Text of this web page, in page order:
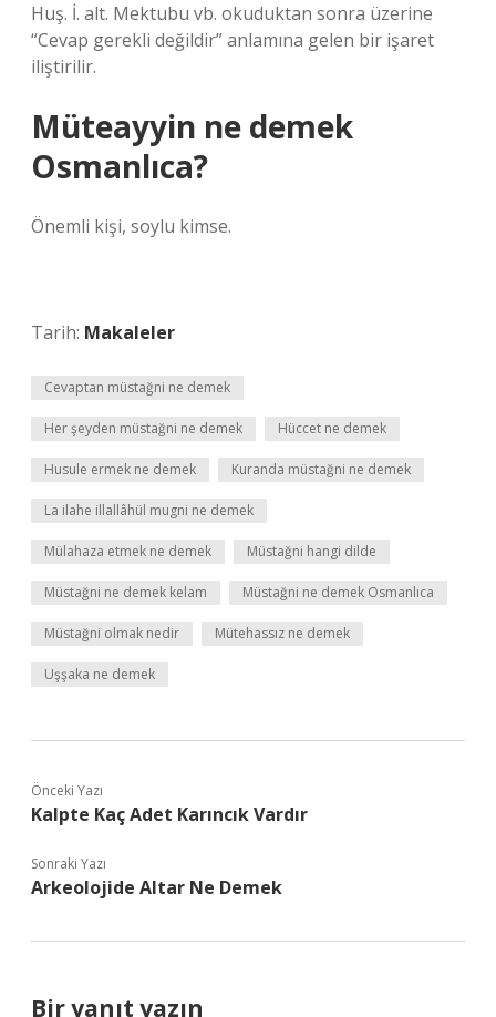
Huş. İ. alt. Mektubu vb. okuduktan sonra üzerine
“Cevap gerekli değildir” anlamına gelen bir işaret
iliştirilir.
Müteayyin ne demek
Osmanlıca?
Önemli kişi, soylu kimse.
Tarih: Makaleler
Cevaptan müstağni ne demek
Her şeyden müstağni ne demek Hüccet ne demek
Husule ermek ne demek Kuranda müstağni ne demek
La ilahe illallâhül mugni ne demek
Mülahaza etmek ne demek Müstağni hangi dilde
Müstağni ne demek kelam Müstağni ne demek Osmanlıca
Müstağni olmak nedir Mütehassız ne demek
Uşşaka ne demek
Önceki Yazı
Kalpte Kaç Adet Karıncık Vardır
Sonraki Yazı
Arkeolojide Altar Ne Demek
Bir yanıt yazın